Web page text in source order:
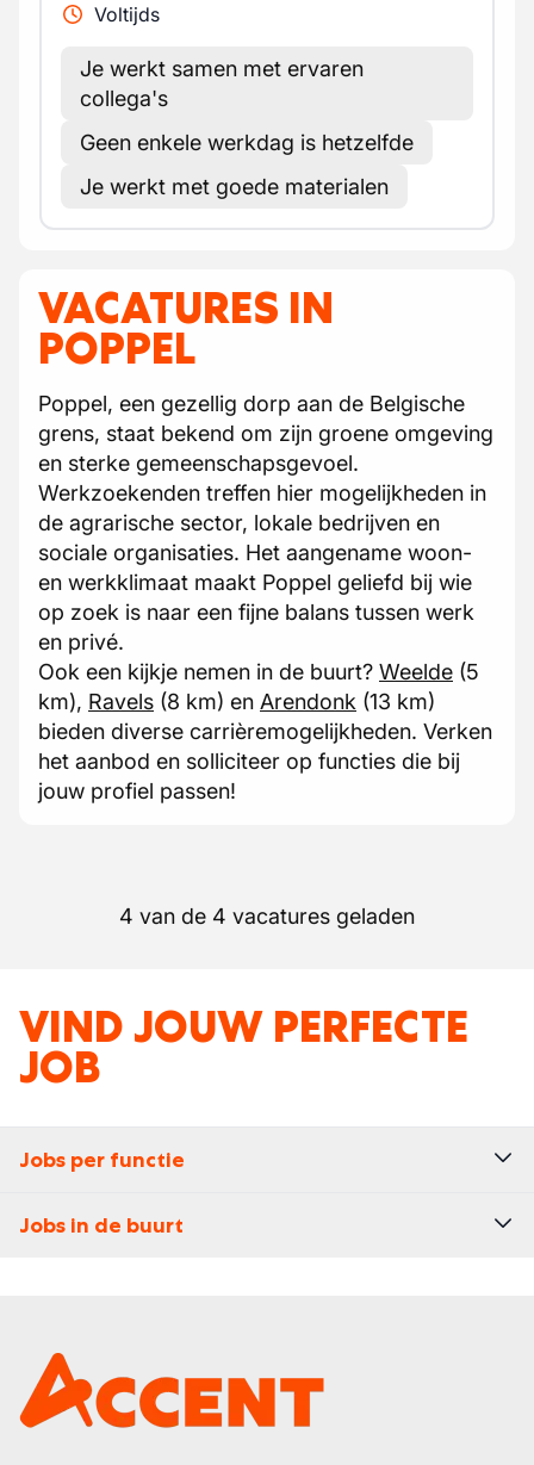
Voltijds
Je werkt samen met ervaren
collega's
Geen enkele werkdag is hetzelfde
Je werkt met goede materialen
VACATURES IN
POPPEL
Poppel, een gezellig dorp aan de Belgische
grens, staat bekend om zijn groene omgeving
en sterke gemeenschapsgevoel.
Werkzoekenden treffen hier mogelijkheden in
de agrarische sector, lokale bedrijven en
sociale organisaties. Het aangename woon-
en werkklimaat maakt Poppel geliefd bij wie
op zoek is naar een fijne balans tussen werk
en privé.
Ook een kijkje nemen in de buurt? Weelde (5
km), Ravels (8 km) en Arendonk (13 km)
bieden diverse carrièremogelijkheden. Verken
het aanbod en solliciteer op functies die bij
jouw profiel passen!
4 van de 4 vacatures geladen
VIND JOUW PERFECTE
JOB
Jobs per functie
Jobs in de buurt